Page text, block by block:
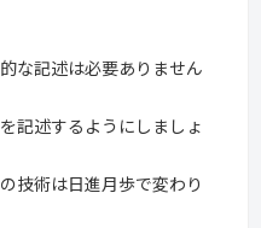
な記述は必要ありません
記述するようにしましょ
技術は日進月歩で変わり